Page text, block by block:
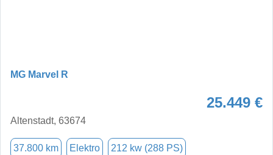
MG Marvel R
25.449 €
Altenstadt, 63674
37.800 km Elektro 212 kw (288 PS)